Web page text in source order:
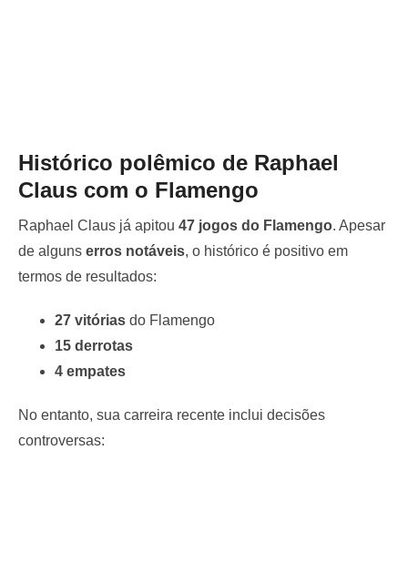
Histórico polêmico de Raphael
Claus com o Flamengo
Raphael Claus já apitou 47 jogos do Flamengo. Apesar
de alguns erros notáveis, o histórico é positivo em
termos de resultados:
27 vitórias do Flamengo
15 derrotas
4 empates
No entanto, sua carreira recente inclui decisões
controversas: